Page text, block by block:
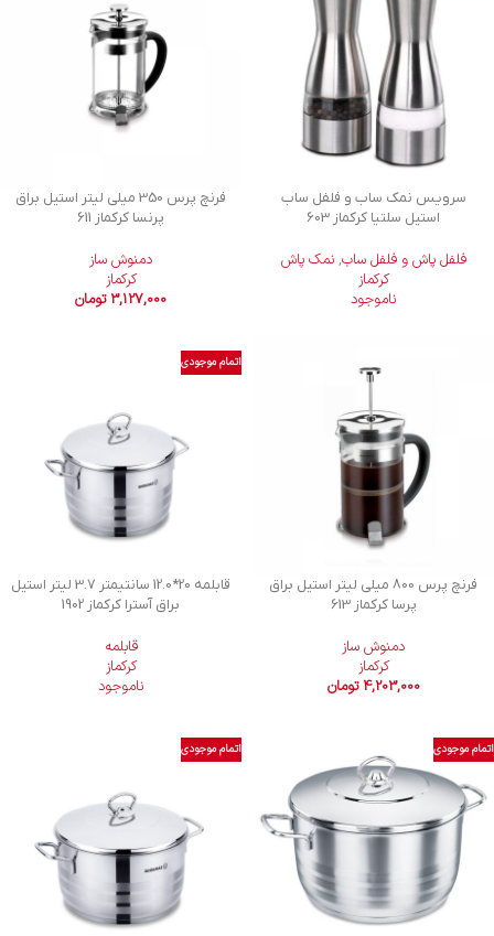
سرویس نمک ساب و فلفل ساب
استیل سلتیا کرکماز 603
فلفل پاش و فلفل ساب,نمک پاش
کرکماز
ناموجود
فرنچ پرس 350 میلی لیتر استیل براق
پرنسا کرکماز 611
دمنوش ساز
کرکماز
3,127,000 تومان
فرنچ پرس 800 میلی لیتر استیل براق
پرسا کرکماز 613
دمنوش ساز
کرکماز
4,203,000 تومان
اتمام موجودی
قابلمه 20*12.0 سانتیمتر 3.7 لیتر استیل
براق آسترا کرکماز 1902
قابلمه
کرکماز
ناموجود
اتمام موجودی اتمام موجودی